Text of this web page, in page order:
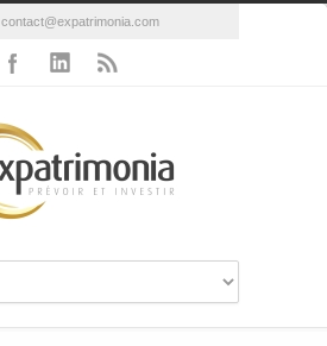
contact@expatrimonia.com